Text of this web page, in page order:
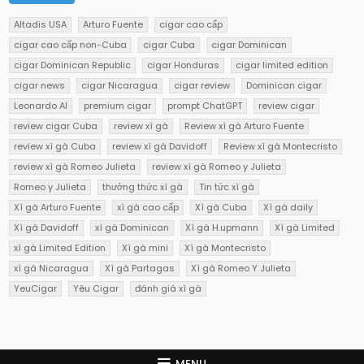
Altadis USA Arturo Fuente
cigar cao cấp
cigar cao cấp non-Cuba
cigar Cuba
cigar Dominican
cigar Dominican Republic
cigar Honduras
cigar limited edition
cigar news
cigar Nicaragua cigar review
Dominican cigar
Leonardo AI
premium cigar prompt ChatGPT
review cigar
review cigar Cuba
review xì gà
Review xì gà Arturo Fuente
review xì gà Cuba
review xì gà Davidoff
Review xì gà Montecristo
review xì gà Romeo Julieta
review xì gà Romeo y Julieta
Romeo y Julieta
thưởng thức xì gà
Tin tức xì gà
Xì gà Arturo Fuente
xì gà cao cấp Xì gà Cuba
Xì gà daily
Xì gà Davidoff
xì gà Dominican Xì gà H.upmann
Xì gà Limited
xì gà Limited Edition
Xì gà mini
Xì gà Montecristo
xì gà Nicaragua
Xì gà Partagas
Xì gà Romeo Y Julieta
YeuCigar
Yêu Cigar đánh giá xì gà